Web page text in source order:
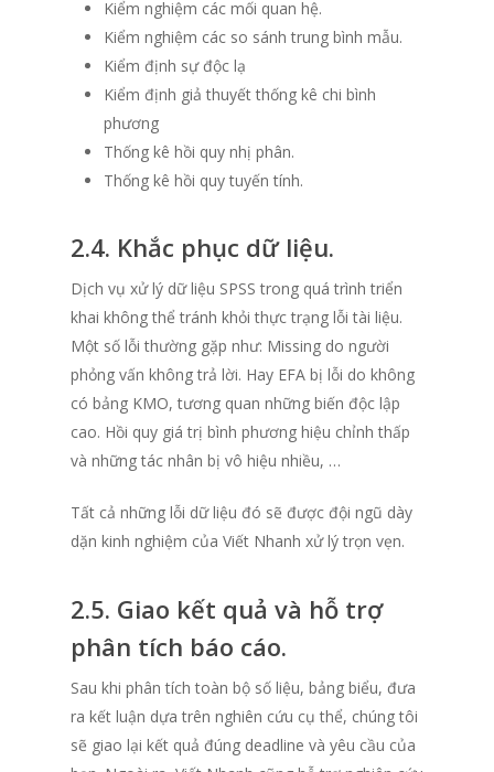
Kiểm nghiệm các mối quan hệ.
Kiểm nghiệm các so sánh trung bình mẫu.
Kiểm định sự độc lạ
Kiểm định giả thuyết thống kê chi bình
phương
Thống kê hồi quy nhị phân.
Thống kê hồi quy tuyến tính.
2.4. Khắc phục dữ liệu.
Dịch vụ xử lý dữ liệu SPSS trong quá trình triển
khai không thể tránh khỏi thực trạng lỗi tài liệu.
Một số lỗi thường gặp như: Missing do người
phỏng vấn không trả lời. Hay EFA bị lỗi do không
có bảng KMO, tương quan những biến độc lập
cao. Hồi quy giá trị bình phương hiệu chỉnh thấp
và những tác nhân bị vô hiệu nhiều, …
Tất cả những lỗi dữ liệu đó sẽ được đội ngũ dày
dặn kinh nghiệm của Viết Nhanh xử lý trọn vẹn.
2.5. Giao kết quả và hỗ trợ
phân tích báo cáo.
Sau khi phân tích toàn bộ số liệu, bảng biểu, đưa
ra kết luận dựa trên nghiên cứu cụ thể, chúng tôi
sẽ giao lại kết quả đúng deadline và yêu cầu của